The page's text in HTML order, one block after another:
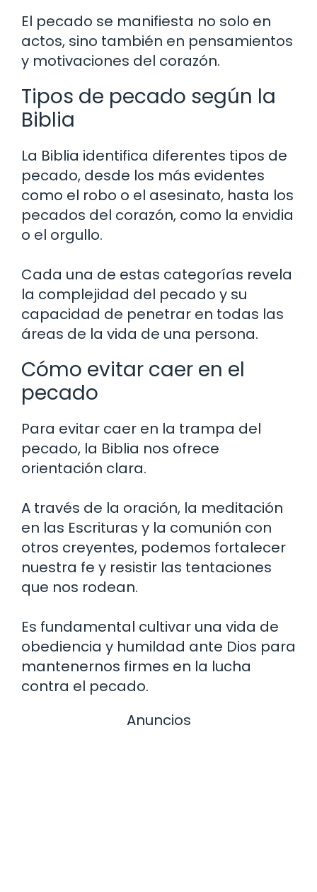
El pecado se manifiesta no solo en
actos, sino también en pensamientos
y motivaciones del corazón.
Tipos de pecado según la
Biblia
La Biblia identifica diferentes tipos de
pecado, desde los más evidentes
como el robo o el asesinato, hasta los
pecados del corazón, como la envidia
o el orgullo.
Cada una de estas categorías revela
la complejidad del pecado y su
capacidad de penetrar en todas las
áreas de la vida de una persona.
Cómo evitar caer en el
pecado
Para evitar caer en la trampa del
pecado, la Biblia nos ofrece
orientación clara.
A través de la oración, la meditación
en las Escrituras y la comunión con
otros creyentes, podemos fortalecer
nuestra fe y resistir las tentaciones
que nos rodean.
Es fundamental cultivar una vida de
obediencia y humildad ante Dios para
mantenernos firmes en la lucha
contra el pecado.
Anuncios